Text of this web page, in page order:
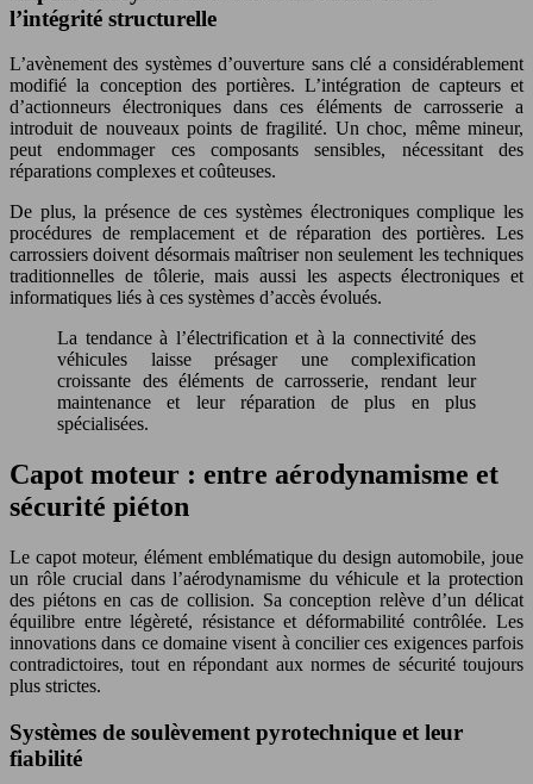
l’intégrité structurelle
L’avènement des systèmes d’ouverture sans clé a considérablement
modifié la conception des portières. L’intégration de capteurs et
d’actionneurs électroniques dans ces éléments de carrosserie a
introduit de nouveaux points de fragilité. Un choc, même mineur,
peut endommager ces composants sensibles, nécessitant des
réparations complexes et coûteuses.
De plus, la présence de ces systèmes électroniques complique les
procédures de remplacement et de réparation des portières. Les
carrossiers doivent désormais maîtriser non seulement les techniques
traditionnelles de tôlerie, mais aussi les aspects électroniques et
informatiques liés à ces systèmes d’accès évolués.
La tendance à l’électrification et à la connectivité des
véhicules laisse présager une complexification
croissante des éléments de carrosserie, rendant leur
maintenance et leur réparation de plus en plus
spécialisées.
Capot moteur : entre aérodynamisme et
sécurité piéton
Le capot moteur, élément emblématique du design automobile, joue
un rôle crucial dans l’aérodynamisme du véhicule et la protection
des piétons en cas de collision. Sa conception relève d’un délicat
équilibre entre légèreté, résistance et déformabilité contrôlée. Les
innovations dans ce domaine visent à concilier ces exigences parfois
contradictoires, tout en répondant aux normes de sécurité toujours
plus strictes.
Systèmes de soulèvement pyrotechnique et leur
fiabilité